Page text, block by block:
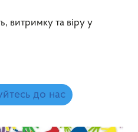
витримку та віру у
до нас